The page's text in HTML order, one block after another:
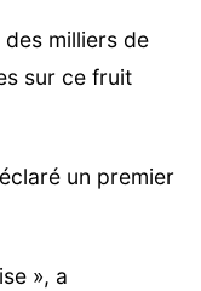
milliers de
sur ce fruit
un premier
», a